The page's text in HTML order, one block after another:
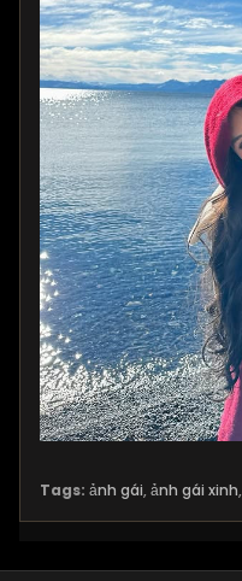
Tags: ảnh gái, ảnh gái xinh,